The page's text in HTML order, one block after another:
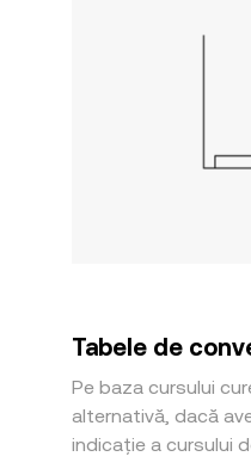
Tabele de
Pe baza cursului
alternativă, dacă
indicație a cursului